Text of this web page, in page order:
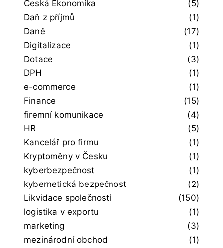
Česká Ekonomika
(5)
Daň z příjmů
(1)
Daně
(17)
Digitalizace
(1)
Dotace
(3)
DPH
(1)
e-commerce
(1)
Finance
(15)
firemní komunikace
(4)
HR
(5)
Kancelář pro firmu
(1)
Kryptoměny v Česku
(1)
kyberbezpečnost
(1)
kybernetická bezpečnost
(2)
Likvidace společností
(150)
logistika v exportu
(1)
marketing
(3)
mezinárodní obchod
(1)